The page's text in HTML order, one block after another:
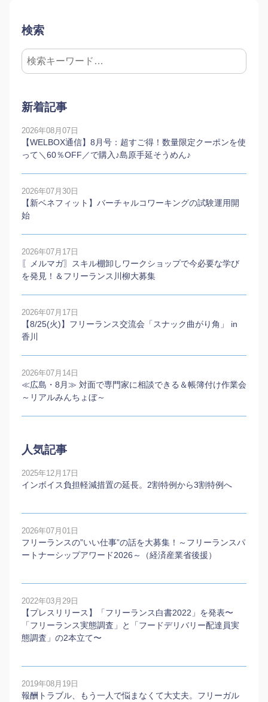
検索
新着記事
2026年08月07日
【WELBOX通信】8月号：超すご得！数量限定クーポンを使
って＼60％OFF／で購入♪島原手延そうめん♪
2026年07月30日
【新ベネフィット】バーチャルコワーキングの試験運用開
始
2026年07月17日
〖メルマガ〗スキル棚卸しワークショップで今必要な学び
を発見！＆フリーランス川柳大募集
2026年07月17日
【8/25(火)】フリーランス交流会「スナック曲がり角」 in
香川
2026年07月14日
≪広島・8月≫ 対面で専門家に相談できる＆帳簿付け作業会
～リアルみんちょぼ～
人気記事
2025年12月17日
インボイス負担軽減措置の延長。2割特例から3割特例へ
2026年07月01日
フリーランスの”いい仕事”の話を大募集！～フリーランスパ
ートナーシップアワード2026～（経済産業省後援）
2022年03月29日
【プレスリリース】「フリーランス白書2022」を発表〜
「フリーランス実態調査」と「フードデリバリー配達員実
態調査」の2本⽴て〜
2019年08月19日
報酬トラブル、もう一人で悩まなくて大丈夫。フリーガル